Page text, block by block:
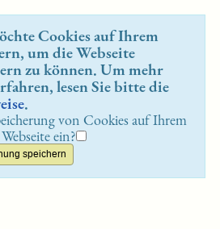
Cookies auf Ihrem
um die Webseite
zu können. Um mehr
lesen Sie bitte die
.
von Cookies auf Ihrem
ein?